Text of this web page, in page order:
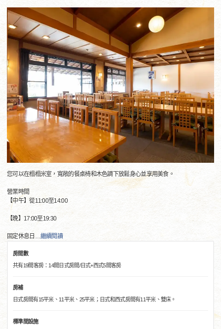
您可以在榻榻米室，寬敞的餐桌椅和木色調下放鬆身心並享用美食。
營業時間
【中午】從11:00至14:00
【晚】17:00至19:30
固定休息日 …繼續閱讀
房間數
共有19間客房：14間日式房間/日式+西式5間客房
房補
日式房間有15平米、11平米、25平米；日式和西式房間有11平米、雙床。
標準間設施